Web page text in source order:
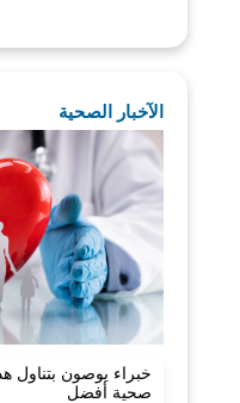
الآخبار الصحية
خبراء يوصون
صحية أفضل